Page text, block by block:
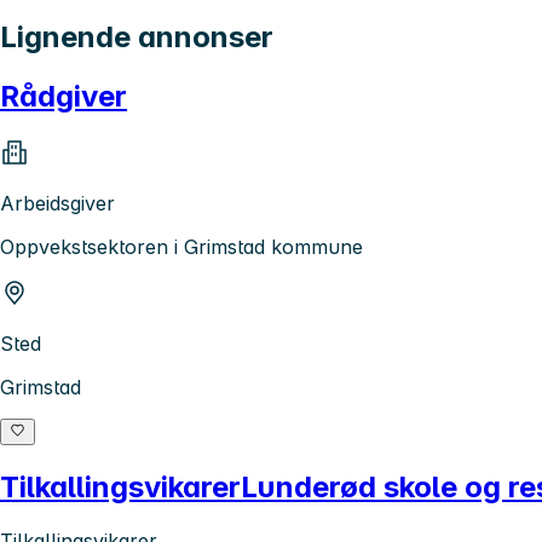
Lignende annonser
Rådgiver
Arbeidsgiver
Oppvekstsektoren i Grimstad kommune
Sted
Grimstad
TilkallingsvikarerLunderød skole og